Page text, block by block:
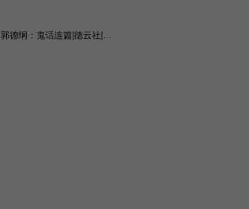
郭德纲：鬼话连篇|德云社|郭